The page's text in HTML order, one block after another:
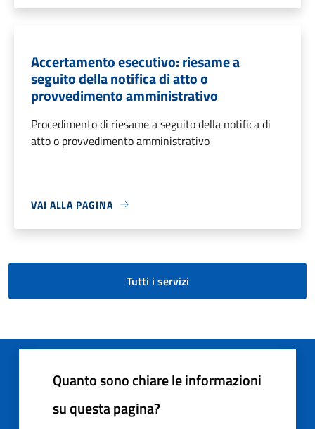
Accertamento esecutivo: riesame a
seguito della notifica di atto o
provvedimento amministrativo
Procedimento di riesame a seguito della notifica di
atto o provvedimento amministrativo
VAI ALLA PAGINA
Tutti i servizi
Quanto sono chiare le informazioni
su questa pagina?